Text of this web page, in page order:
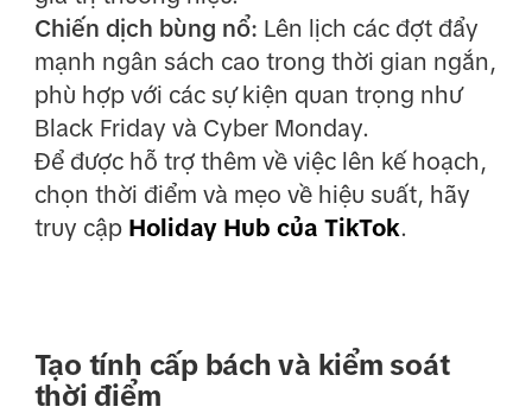
Chiến dịch bùng nổ: Lên lịch các đợt đẩy
mạnh ngân sách cao trong thời gian ngắn,
phù hợp với các sự kiện quan trọng như
Black Friday và Cyber Monday.
Để được hỗ trợ thêm về việc lên kế hoạch,
chọn thời điểm và mẹo về hiệu suất, hãy
truy cập Holiday Hub của TikTok.
Tạo tính cấp bách và kiểm soát
thời điểm